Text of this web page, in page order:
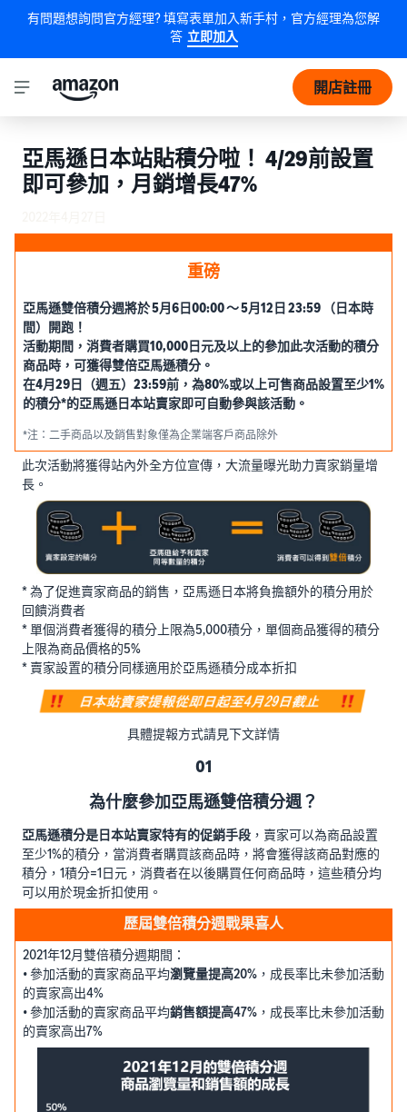
有問題想詢問官方經理? 填寫表單加入新手村，官方經理為您解
答 立即加入
開店註冊
亞馬遜日本站貼積分啦！ 4/29前設置
即可參加，月銷增長47%
重磅
亞馬遜雙倍積分週將於 5月6日00:00 ～ 5月12日 23:59 （日本時
間）開跑！
活動期間，消費者購買10,000日元及以上的參加此次活動的積分
商品時，可獲得雙倍亞馬遜積分。
在4月29日（週五）23:59前，為80%或以上可售商品設置至少1%
的積分*的亞馬遜日本站賣家即可自動參與該活動。
*注：二手商品以及銷售對象僅為企業端客戶商品除外
此次活動將獲得站內外全方位宣傳，大流量曝光助力賣家銷量增
長。
* 為了促進賣家商品的銷售，亞馬遜日本將負擔額外的積分用於
回饋消費者
* 單個消費者獲得的積分上限為5,000積分，單個商品獲得的積分
上限為商品價格的5%
* 賣家設置的積分同樣適用於亞馬遜積分成本折扣
具體提報方式請見下文詳情
01
為什麼參加亞馬遜雙倍積分週？
亞馬遜積分是日本站賣家特有的促銷手段 ，賣家可以為商品設置
至少1%的積分，當消費者購買該商品時，將會獲得該商品對應的
積分，1積分=1日元，消費者在以後購買任何商品時，這些積分均
可以用於現金折扣使用。
歷屆雙倍積分週戰果喜人
2021年12月雙倍積分週期間：
• 參加活動的賣家商品平均瀏覽量提高20% ，成長率比未參加活動
的賣家高出4%
• 參加活動的賣家商品平均銷售額提高47% ，成長率比未參加活動
的賣家高出7%